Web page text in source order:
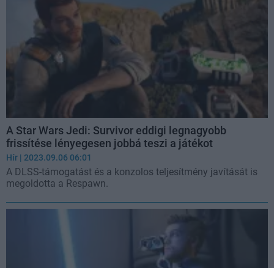
A Star Wars Jedi: Survivor eddigi legnagyobb
frissítése lényegesen jobbá teszi a játékot
Hír | 2023.09.06 06:01
A DLSS-támogatást és a konzolos teljesítmény javítását is
megoldotta a Respawn.